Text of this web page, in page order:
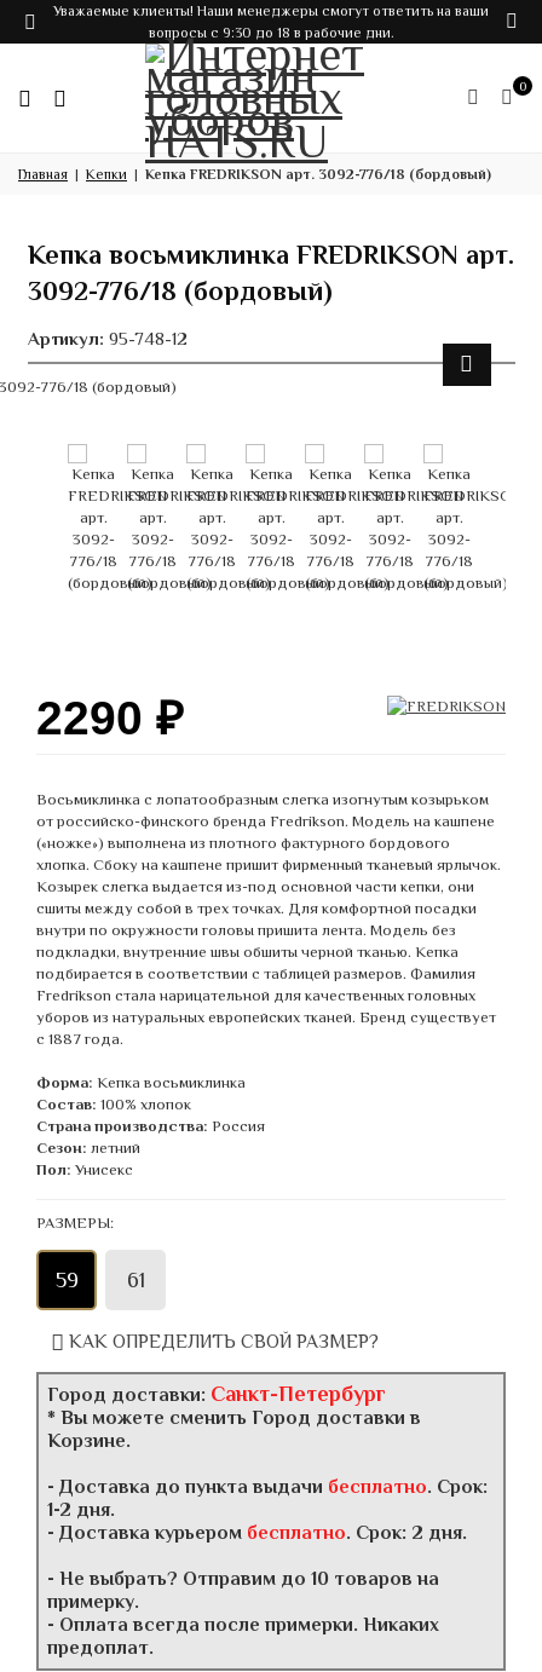
Уважаемые клиенты! Наши менеджеры смогут ответить на ваши
вопросы с 9:30 до 18 в рабочие дни.
0
Главная Кепки Кепка FREDRIKSON арт. 3092-776/18 (бордовый)
Кепка восьмиклинка FREDRIKSON арт.
3092-776/18 (бордовый)
Артикул: 95-748-12
2290 ₽
Восьмиклинка с лопатообразным слегка изогнутым козырьком
от российско-финского бренда Fredrikson. Модель на кашпене
(«ножке») выполнена из плотного фактурного бордового
хлопка. Сбоку на кашпене пришит фирменный тканевый ярлычок.
Козырек слегка выдается из-под основной части кепки, они
сшиты между собой в трех точках. Для комфортной посадки
внутри по окружности головы пришита лента. Модель без
подкладки, внутренние швы обшиты черной тканью. Кепка
подбирается в соответствии с таблицей размеров. Фамилия
Fredrikson стала нарицательной для качественных головных
уборов из натуральных европейских тканей. Бренд существует
с 1887 года.
Форма: Кепка восьмиклинка
Состав: 100% хлопок
Страна производства: Россия
Сезон: летний
Пол: Унисекс
РАЗМЕРЫ:
59 61
КАК ОПРЕДЕЛИТЬ СВОЙ РАЗМЕР?
Город доставки: Санкт-Петербург
* Вы можете сменить Город доставки в
Корзине.
- Доставка до пункта выдачи бесплатно. Срок:
1-2 дня.
- Доставка курьером бесплатно. Срок: 2 дня.
- Не выбрать? Отправим до 10 товаров на
примерку.
- Оплата всегда после примерки. Никаких
предоплат.